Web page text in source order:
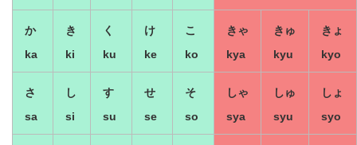
か
ka
き
ki
く
ku
け
ke
こ
ko
きゃ
kya
きゅ
kyu
きょ
kyo
さ
sa
し
si
す
su
せ
se
そ
so
しゃ
sya
しゅ
syu
しょ
syo